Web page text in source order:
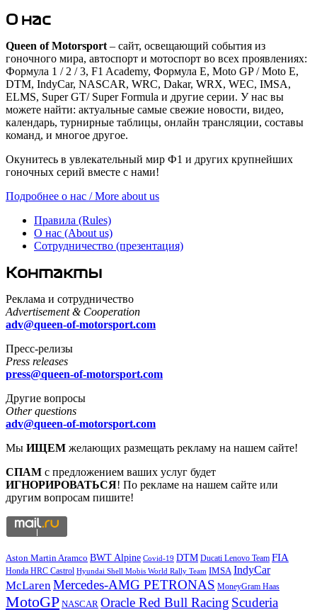
О нас
Queen of Motorsport – сайт, освещающий события из
гоночного мира, автоспорт и мотоспорт во всех проявлениях:
Формула 1 / 2 / 3, F1 Academy, Формула Е, Moto GP / Moto E,
DTM, IndyCar, NASCAR, WRC, Dakar, WRX, WEC, IMSA,
ELMS, Super GT/ Super Formula и другие серии. У нас вы
можете найти: актуальные самые свежие новости, видео,
календарь, турнирные таблицы, онлайн трансляции, составы
команд, и многое другое.
Окунитесь в увлекательный мир Ф1 и других крупнейших
гоночных серий вместе с нами!
Подробнее о нас / More about us
Правила (Rules)
О нас (About us)
Сотрудничество (презентация)
Контакты
Реклама и сотрудничество
Advertisement & Cooperation
adv@queen-of-motorsport.com
Пресс-релизы
Press releases
press@queen-of-motorsport.com
Другие вопросы
Other questions
adv@queen-of-motorsport.com
Мы ИЩЕМ желающих размещать рекламу на нашем сайте!
СПАМ с предложением ваших услуг будет
ИГНОРИРОВАТЬСЯ! По рекламе на нашем сайте или
другим вопросам пишите!
Aston Martin Aramco BWT Alpine Covid-19 DTM Ducati Lenovo Team FIA
Honda HRC Castrol Hyundai Shell Mobis World Rally Team IMSA IndyCar
McLarenMercedes-AMG PETRONAS MoneyGram Haas
MotoGP NASCAR Oracle Red Bull Racing Scuderia